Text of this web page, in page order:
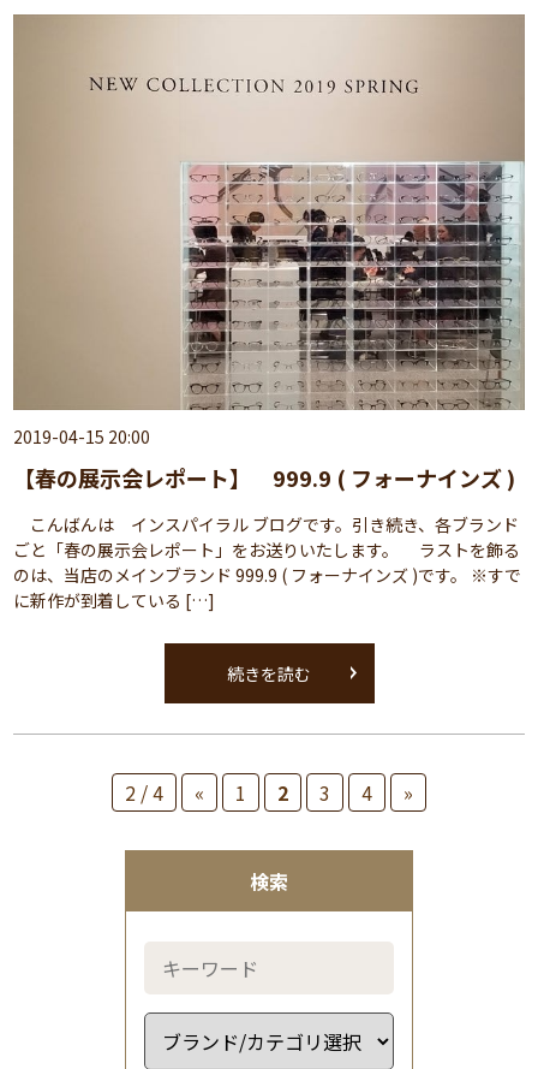
検索
2019-04-15 20:00
【春の展示会レポート】 999.9 ( フォーナインズ )
こんばんは インスパイラル ブログです。引き続き、各ブランド
ごと「春の展示会レポート」をお送りいたします。 ラストを飾る
のは、当店のメインブランド 999.9 ( フォーナインズ )です。 ※すで
に新作が到着している […]
続きを読む
2 / 4 « 1 2 3 4 »